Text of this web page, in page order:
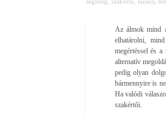
Az álmok mind
elhatárolni,
megértéssel és
alternatív
pedig olyan
bármennyire is
Ha valódi
szakértői.